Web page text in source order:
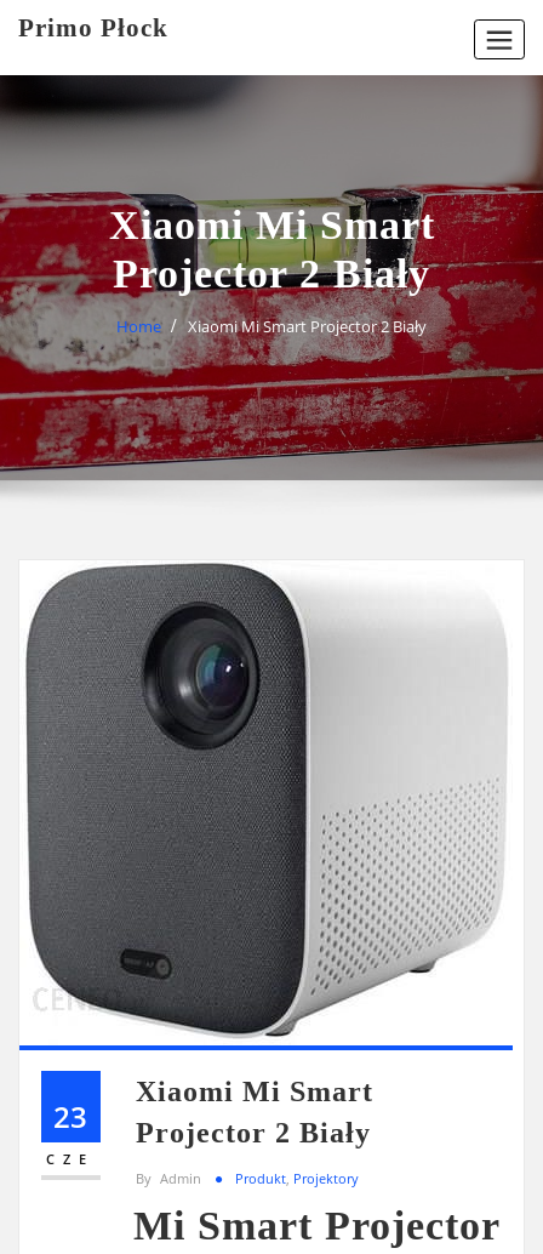
Primo Płock
Xiaomi Mi Smart
Projector 2 Biały
Home Xiaomi Mi Smart Projector 2 Biały
23
CZE
Xiaomi Mi Smart
Projector 2 Biały
By Admin Produkt Projektory
Mi Smart Projector